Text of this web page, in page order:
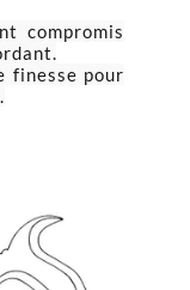
compromis
finesse pour